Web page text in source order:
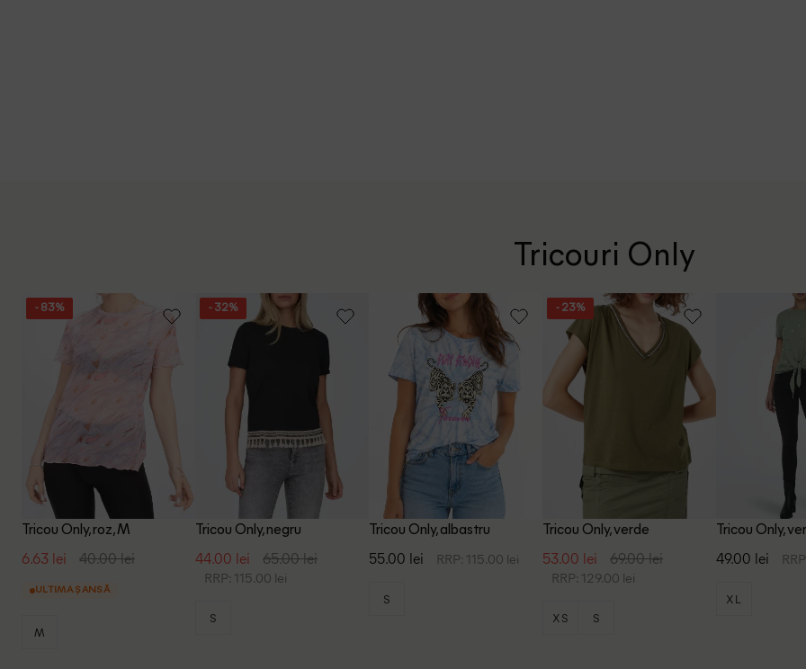
Tricouri Only
- 83%
Tricou Only, roz, M
6.63 lei 40.00 lei
ULTIMA ȘANSĂ
M
- 32%
Tricou Only, negru
44.00 lei 65.00 lei
RRP: 115.00 lei
S
Tricou Only, albastru
55.00 lei RRP: 115.00 lei
S
- 23%
Tricou Only, verde
53.00 lei 69.00 lei
RRP: 129.00 lei
XS S
Tricou Only,
49.00 lei
XL